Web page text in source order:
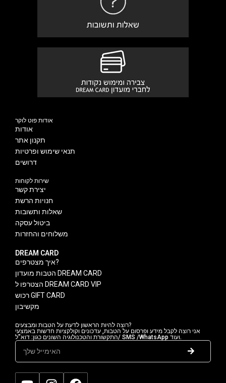
אודות פוט לוקר
אודות
תקנון אתר
תנאי שימוש ופרטיות
דרושים
שירות לקוחות
יצירת קשר
חנויות הרשת
שאלות ותשובות
ביטול עסקה
משלוחים והחזרות
DREAM CARD
איך מצטרפים?
הטבות מועדון DREAM CARD
הצטרפו ל DREAM CARD VIP
רכוש GIFT CARD
מקשיבון
רוצה להיות הראשון לדעת על הטבות ומבצעים?
אני רוצה לקבל מידע ופרסום על הטבות, עדכונים וקולקציות חדשות באמצעי
התקשורת והטכנולוגיה השונים כגון: דוא"ל/ SMS /WhatsApp ועוד.